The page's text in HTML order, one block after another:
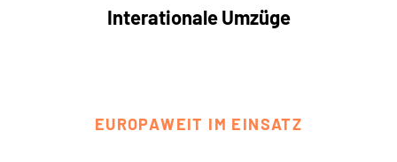
Interationale Umzüge
EUROPAWEIT IM EINSATZ